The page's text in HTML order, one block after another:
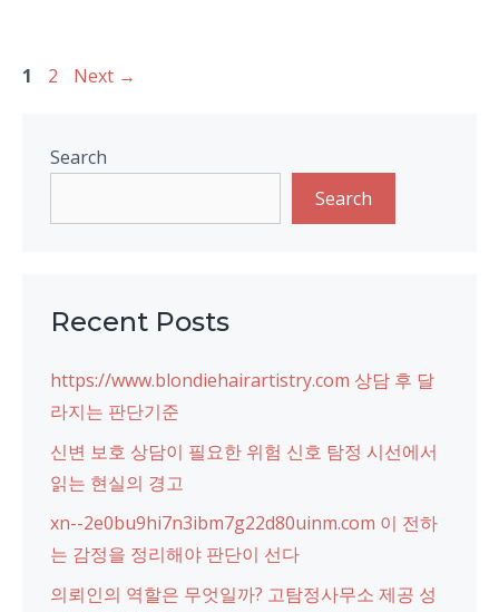
Page
1 Page
2 Next →
Search
Search
Recent Posts
https://www.blondiehairartistry.com 상담 후 달
라지는 판단기준
신변 보호 상담이 필요한 위험 신호 탐정 시선에서
읽는 현실의 경고
xn--2e0bu9hi7n3ibm7g22d80uinm.com 이 전하
는 감정을 정리해야 판단이 선다
의뢰인의 역할은 무엇일까? 고탐정사무소 제공 성